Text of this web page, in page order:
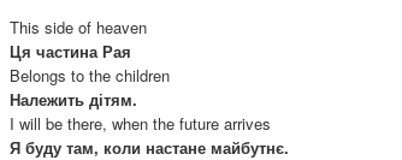
This side of heaven
Ця частина Рая
Belongs to the children
Належить дітям.
I will be there, when the future arrives
Я буду там, коли настане майбутнє.